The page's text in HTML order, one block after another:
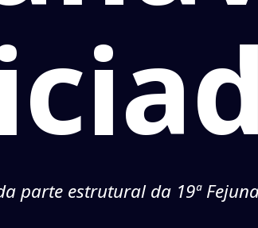
parte estrutural da 19ª